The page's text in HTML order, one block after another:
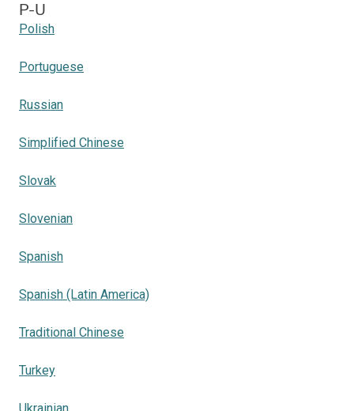
P-U
Polish
Portuguese
Russian
Simplified Chinese
Slovak
Slovenian
Spanish
Spanish (Latin America)
Traditional Chinese
Turkey